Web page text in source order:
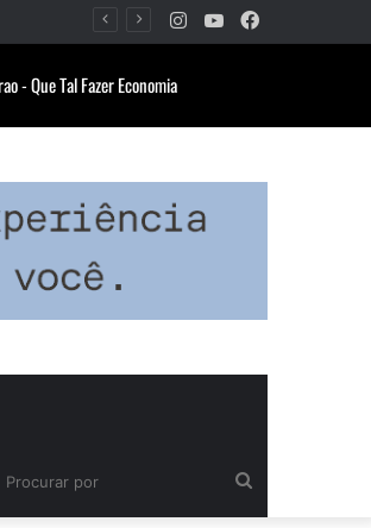
YouTube
Instagram